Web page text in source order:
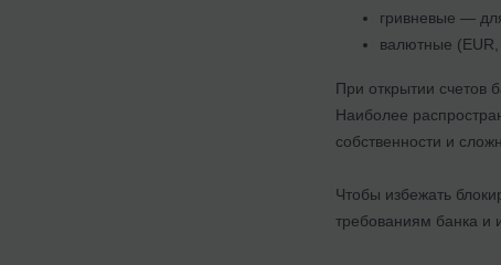
гривневые —
валютные
При открытии счетов
Наиболее
собственности и
Чтобы избежать
требованиям банка и